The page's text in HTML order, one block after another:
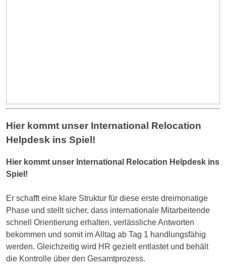
Hier kommt unser International Relocation
Helpdesk ins Spiel!
Hier kommt unser International Relocation Helpdesk ins
Spiel!
Er schafft eine klare Struktur für diese erste dreimonatige
Phase und stellt sicher, dass internationale Mitarbeitende
schnell Orientierung erhalten, verlässliche Antworten
bekommen und somit im Alltag ab Tag 1 handlungsfähig
werden. Gleichzeitig wird HR gezielt entlastet und behält
die Kontrolle über den Gesamtprozess.